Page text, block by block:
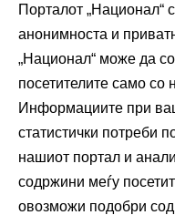
Порталот „Национал“
анонимноста и
„Национал“ може да
посетителите само со
Информациите при
статистички потреби
нашиот портал и
содржини меѓу
овозможи подобри